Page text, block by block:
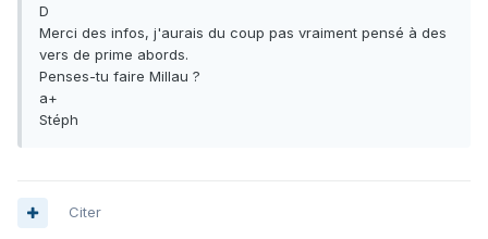
D
Merci des infos, j'aurais du coup pas vraiment pensé à des
vers de prime abords.
Penses-tu faire Millau ?
a+
Stéph
Citer